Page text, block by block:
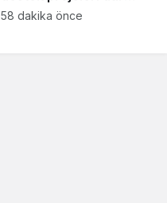
gelirliye umut oluyor
58 dakika önce